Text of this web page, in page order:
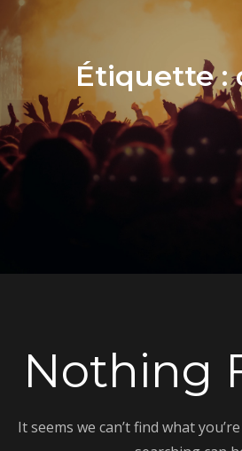
Étiquette :
Nothing
It seems we can’t find what